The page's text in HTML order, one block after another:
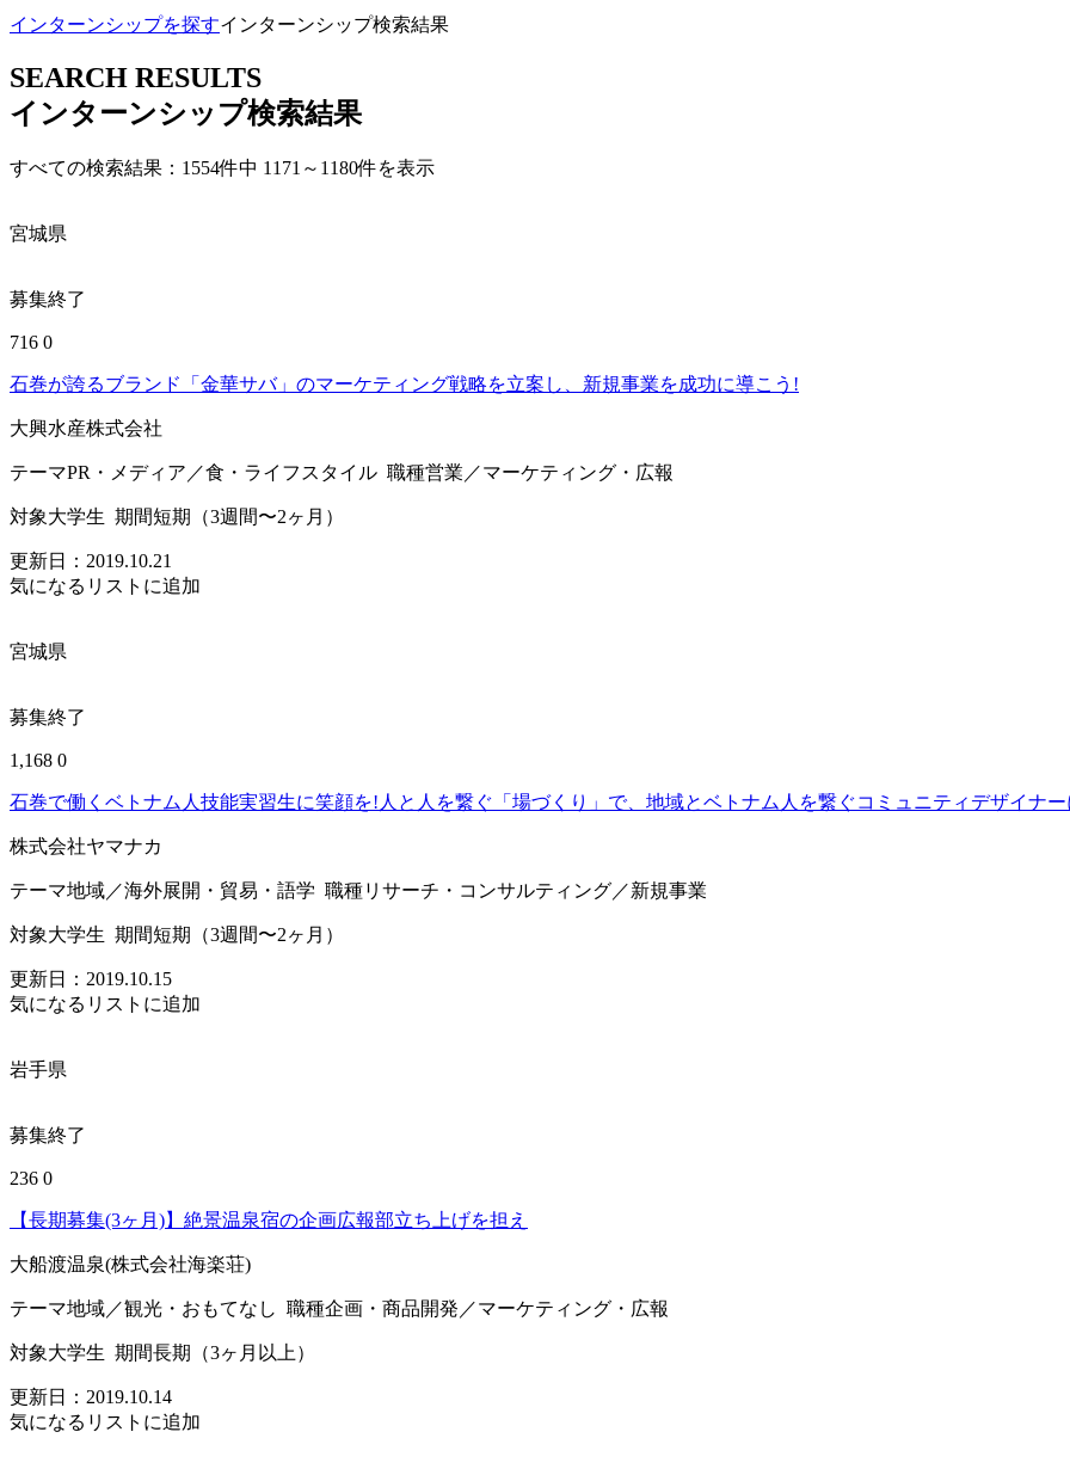
インターンシップを探すインターンシップ検索結果
SEARCH RESULTS
インターンシップ検索結果
すべての検索結果：1554件中 1171～1180件を表示
宮城県
募集終了
716 0
石巻が誇るブランド「金華サバ」のマーケティング戦略を立案し、新規事業を成功に導こう!
大興水産株式会社
テーマPR・メディア／食・ライフスタイル 職種営業／マーケティング・広報
対象大学生 期間短期（3週間〜2ヶ月）
更新日： 2019.10.21
気になるリストに追加
宮城県
募集終了
1,168 0
石巻で働くベトナム人技能実習生に笑顔を!人と人を繋ぐ「場づくり」で、地域とベトナム人を繋ぐコミュニティデザイナ
株式会社ヤマナカ
テーマ地域／海外展開・貿易・語学 職種リサーチ・コンサルティング／新規事業
対象大学生 期間短期（3週間〜2ヶ月）
更新日： 2019.10.15
気になるリストに追加
岩手県
募集終了
236 0
【長期募集(3ヶ月)】絶景温泉宿の企画広報部立ち上げを担え
大船渡温泉(株式会社海楽荘)
テーマ地域／観光・おもてなし 職種企画・商品開発／マーケティング・広報
対象大学生 期間長期（3ヶ月以上）
更新日： 2019.10.14
気になるリストに追加